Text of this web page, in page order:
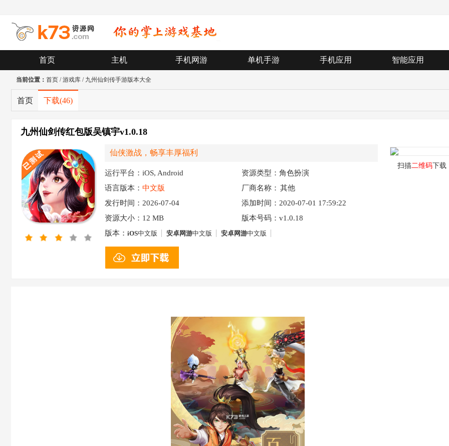
首页 主机 手机网游 单机手游 手机应用 智能应用
当前位置： 首页 /游戏库 / 九州仙剑传手游版本大全
首页 下载(46)
九州仙剑传红包版吴镇宇v1.0.18
仙侠激战，畅享丰厚福利
运行平台：iOS, Android
资源类型：角色扮演
语言版本： 中文版 厂商名称： 其他
发行时间：2026-07-04
添加时间：2020-07-01 17:59:22
资源大小： 12 MB
版本号码：v1.0.18
版本： iOS中文版 安卓网游中文版 安卓网游中文版
扫描二维码下载